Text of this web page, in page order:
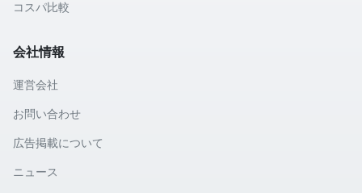
コスパ比較
会社情報
運営会社
お問い合わせ
広告掲載について
ニュース